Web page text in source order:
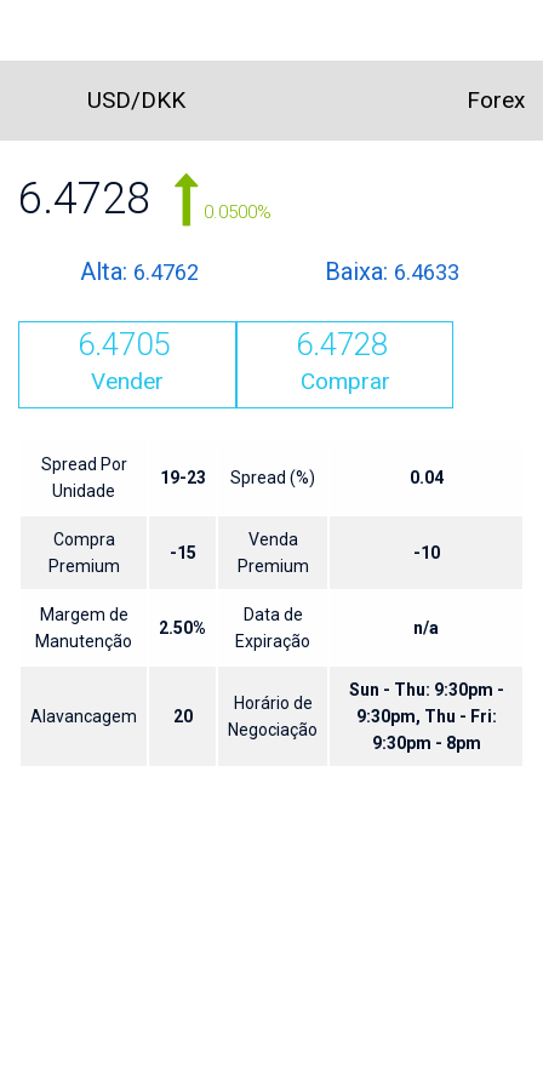
USD/DKK Forex
6.4728 0.0500%
Alta: 6.4762 Baixa: 6.4633
6.4705
Vender
6.4728
Comprar
Spread Por
Unidade
19-23 Spread (%) 0.04
Compra
Premium
-15
Venda
Premium
-10
Margem de
Manutenção
2.50%
Data de
Expiração
n/a
Alavancagem 20
Horário de
Negociação
Sun - Thu: 9:30pm -
9:30pm, Thu - Fri:
9:30pm - 8pm